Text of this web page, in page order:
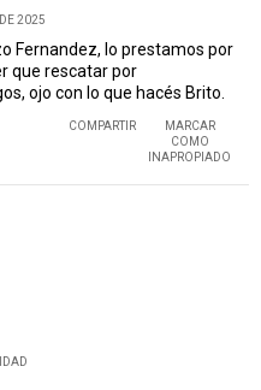
2025
Fernandez, lo prestamos por
que rescatar por
ojo con lo que hacés Brito.
COMPARTIR
MARCAR
COMO
INAPROPIADO